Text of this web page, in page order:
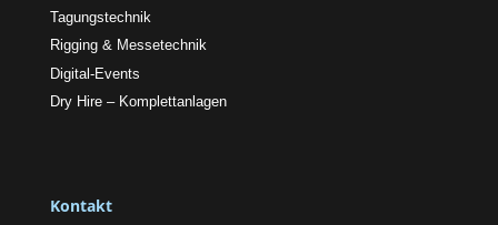
Tagungstechnik
Rigging & Messetechnik
Digital-Events
Dry Hire – Komplettanlagen
Kontakt